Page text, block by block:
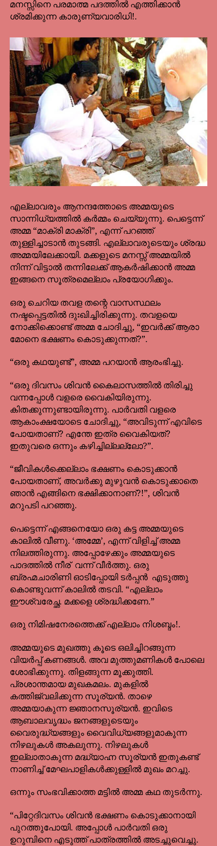
മനസ്സിനെ പരമാത്മ പദത്തിൽ എത്തിക്കാൻ
ശ്രമിക്കുന്ന കാരുണ്യവാരിധി!.
എല്ലാവരും ആനന്ദത്തോടെ അമ്മയുടെ
സാന്നിധ്യത്തിൽ കർമ്മം ചെയ്യുന്നു. പെട്ടെന്ന്
അമ്മ “മാക്രി മാക്രി”, എന്ന് പറഞ്ഞ്
തുള്ളിച്ചാടാൻ തുടങ്ങി. എല്ലാവരുടെയും ശ്രദ്ധ
അമ്മയിലേക്കായി. മക്കളുടെ മനസ്സ് അമ്മയിൽ
നിന്ന് വിട്ടാൽ തന്നിലേക്ക് ആകർഷിക്കാൻ അമ്മ
ഇങ്ങനെ സൂത്രമെല്ലാം പ്രയോഗിക്കും.
ഒരു ചെറിയ തവള തന്റെ വാസസ്ഥലം
നഷ്ടപ്പെട്ടതിൽ ദുഃഖിച്ചിരിക്കുന്നു. തവളയെ
നോക്കിക്കൊണ്ട് അമ്മ ചോദിച്ചു, “ഇവർക്ക് ആരാ
മോനെ ഭക്ഷണം കൊടുക്കുന്നത്?”.
“ഒരു കഥയുണ്ട്”, അമ്മ പറയാന്‍ ആരംഭിച്ചു.
“ഒരു ദിവസം ശിവൻ കൈലാസത്തിൽ തിരിച്ചു
വന്നപ്പോൾ വളരെ വൈകിയിരുന്നു.
കിതക്കുന്നുണ്ടായിരുന്നു. പാർവതി വളരെ
ആകാംക്ഷയോടെ ചോദിച്ചു, “അവിടുന്ന് എവിടെ
പോയതാണ്? എന്തേ ഇത്ര വൈകിയത്?
ഇതുവരെ ഒന്നും കഴിച്ചില്ലല്ലോ?”.
“ജീവികൾക്കെല്ലാം ഭക്ഷണം കൊടുക്കാൻ
പോയതാണ്, അവർക്കു മുഴുവൻ കൊടുക്കാതെ
ഞാൻ എങ്ങിനെ ഭക്ഷിക്കാനാണ്?!”, ശിവൻ
മറുപടി പറഞ്ഞു.
പെട്ടെന്ന് എങ്ങനെയോ ഒരു കട്ട അമ്മയുടെ
കാലിൽ വീണു. ‘അമ്മേ’, എന്ന് വിളിച്ച് അമ്മ
നിലത്തിരുന്നു. അപ്പോഴേക്കും അമ്മയുടെ
പാദത്തിൽ നീര് വന്ന് വീർത്തു. ഒരു
ബ്രഹ്മചാരിണി ഓടിപ്പോയി ടർപ്പൻ എടുത്തു
കൊണ്ടുവന്ന് കാലിൽ തടവി. “എല്ലാം
ഈശ്വരേച്ഛ. മക്കളെ ശ്രദ്ധിക്കണേ.”
ഒരു നിമിഷനേരത്തെക്ക് എല്ലാം നിശബ്ദം!.
അമ്മയുടെ മുഖത്തു കൂടെ ഒലിച്ചിറങ്ങുന്ന
വിയർപ്പ് കണങ്ങൾ. അവ മുത്തുമണികൾ പോലെ
ശോഭിക്കുന്നു. തിളങ്ങുന്ന മൂക്കുത്തി.
പ്രശാന്തമായ മുഖകമലം. മുകളിൽ
കത്തിജ്വലിക്കുന്ന സൂര്യൻ. താഴെ
അമ്മയാകുന്ന ജ്ഞാനസൂര്യൻ. ഇവിടെ
ആബാലവൃദ്ധം ജനങ്ങളുടെയും
വൈരുദ്ധ്യങ്ങളും വൈവിധ്യങ്ങളുമാകുന്ന
നിഴലുകൾ അകലുന്നു. നിഴലുകൾ
ഇല്ലാതാകുന്ന മദ്ധ്യാഹ്ന സൂര്യൻ ഇതുകണ്ട്
നാണിച്ച് മേഘപാളികൾക്കുള്ളിൽ മുഖം മറച്ചു.
ഒന്നും സംഭവിക്കാത്ത മട്ടിൽ അമ്മ കഥ തുടർന്നു.
“പിറ്റേദിവസം ശിവൻ ഭക്ഷണം കൊടുക്കാനായി
പുറത്തുപോയി. അപ്പോൾ പാർവതി ഒരു
ഉറുമ്പിനെ എടുത്ത് പാത്രത്തിൽ അടച്ചുവെച്ചു.